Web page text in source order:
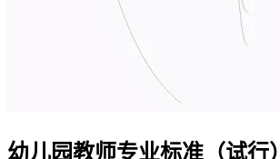
幼儿园教师专业标准（试行）